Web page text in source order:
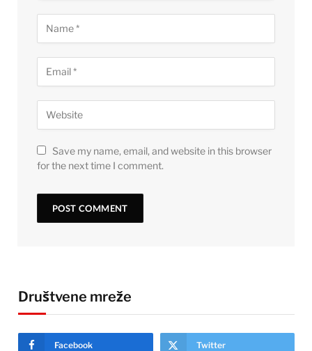
Save my name, email, and website in this browser
for the next time I comment.
Društvene mreže
Facebook Twitter